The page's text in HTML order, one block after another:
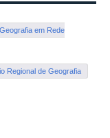
em Rede
Regional de Geografia